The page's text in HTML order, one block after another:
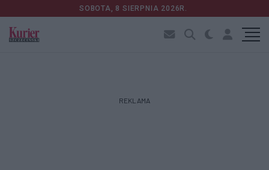
SOBOTA, 8 SIERPNIA 2026R.
REKLAMA